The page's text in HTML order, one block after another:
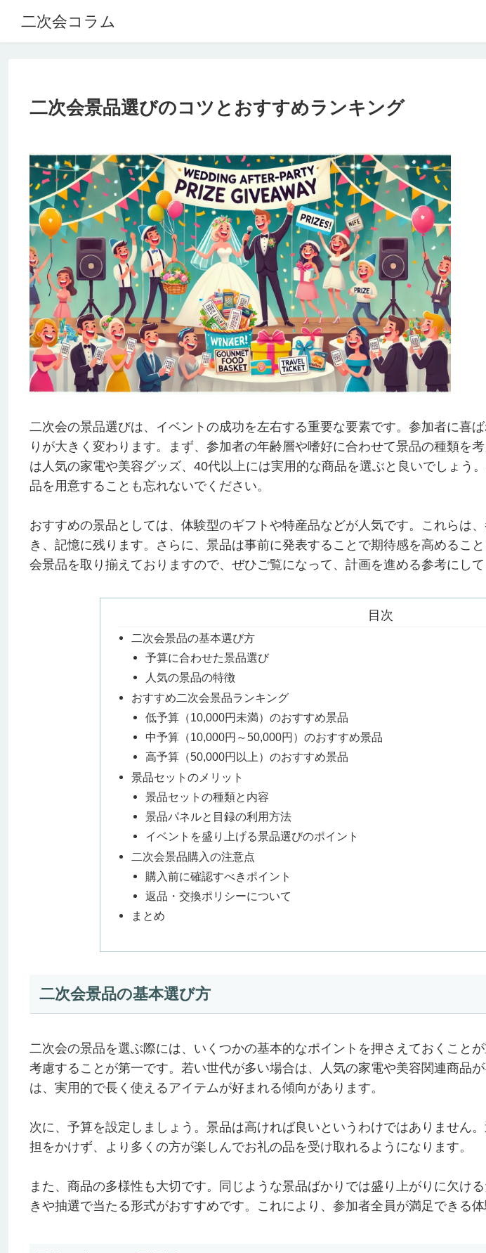
二次会コラム
二次会景品選びのコツとおすすめランキング
二次会の景品選びは、イベントの成功を左右する重要な要素です。参加者に喜
りが大きく変わります。まず、参加者の年齢層や嗜好に合わせて景品の種類を
は人気の家電や美容グッズ、40代以上には実用的な商品を選ぶと良いでしょう
品を用意することも忘れないでください。
おすすめの景品としては、体験型のギフトや特産品などが人気です。これらは
き、記憶に残ります。さらに、景品は事前に発表することで期待感を高めるこ
会景品を取り揃えておりますので、ぜひご覧になって、計画を進める参考にして
目次
二次会景品の基本選び方
予算に合わせた景品選び
人気の景品の特徴
おすすめ二次会景品ランキング
低予算（10,000円未満）のおすすめ景品
中予算（10,000円～50,000円）のおすすめ景品
高予算（50,000円以上）のおすすめ景品
景品セットのメリット
景品セットの種類と内容
景品パネルと目録の利用方法
イベントを盛り上げる景品選びのポイント
二次会景品購入の注意点
購入前に確認すべきポイント
返品・交換ポリシーについて
まとめ
二次会景品の基本選び方
二次会の景品を選ぶ際には、いくつかの基本的なポイントを押さえておくこと
考慮することが第一です。若い世代が多い場合は、人気の家電や美容関連商品
は、実用的で長く使えるアイテムが好まれる傾向があります。
次に、予算を設定しましょう。景品は高ければ良いというわけではありません
担をかけず、より多くの方が楽しんでお礼の品を受け取れるようになります。
また、商品の多様性も大切です。同じような景品ばかりでは盛り上がりに欠け
きや抽選で当たる形式がおすすめです。これにより、参加者全員が満足できる体